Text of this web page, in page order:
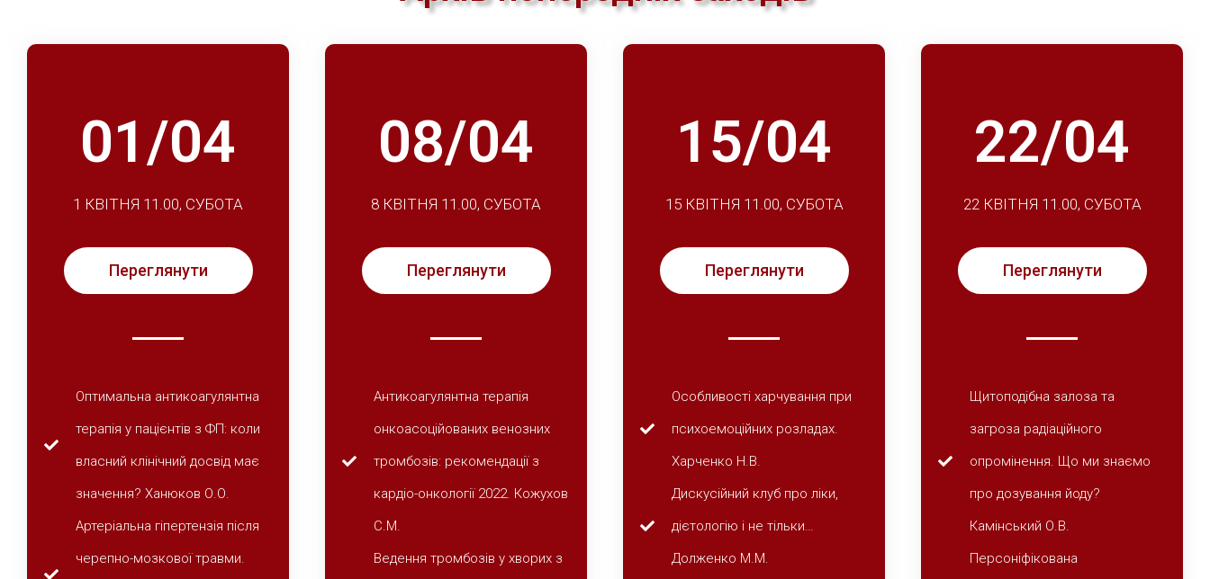
01/04
1 КВІТНЯ 11.00, СУБОТА
Переглянути
Оптимальна антикоагулянтна
терапія у пацієнтів з ФП: коли
власний клінічний досвід має
значення? Ханюков О.О.
Артеріальна гіпертензія після
черепно-мозкової травми.
08/04
8 КВІТНЯ 11.00, СУБОТА
Переглянути
Антикоагулянтна терапія
онкоасоційованих венозних
тромбозів: рекомендації з
кардіо-онкології 2022. Кожухов
С.М.
Ведення тромбозів у хворих з
15/04
15 КВІТНЯ 11.00, СУБОТА
Переглянути
Особливості харчування при
психоемоційних розладах.
Харченко Н.В.
Дискусійний клуб про ліки,
дієтологію і не тільки…
Долженко М.М.
22/04
22 КВІТНЯ 11.00, СУБОТА
Переглянути
Щитоподібна залоза та
загроза радіаційного
опромінення. Що ми знаємо
про дозування йоду?
Камінський О.В.
Персоніфікована